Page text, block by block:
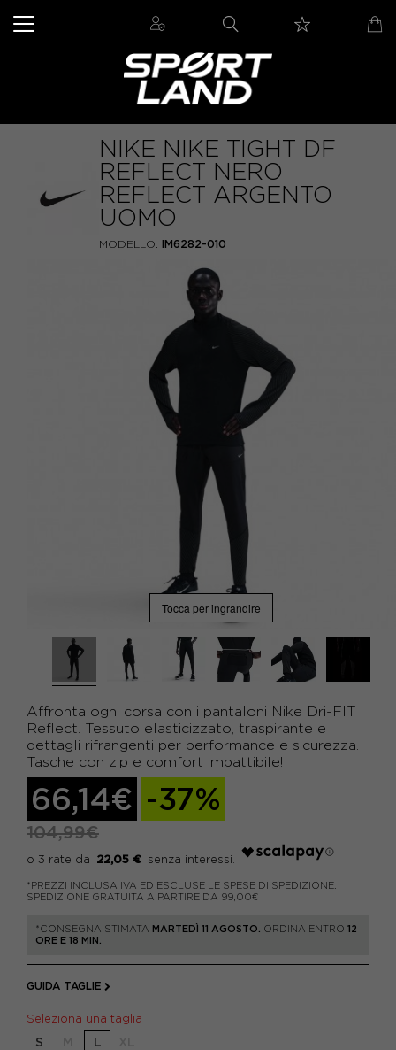
NIKE NIKE TIGHT DF
REFLECT NERO
REFLECT ARGENTO
UOMO
MODELLO: IM6282-010
Tocca per ingrandire
Affronta ogni corsa con i pantaloni Nike Dri-FIT
Reflect. Tessuto elasticizzato, traspirante e
dettagli rifrangenti per performance e sicurezza.
Tasche con zip e comfort imbattibile!
66,14€ -37%
104,99€
22,05 €
*PREZZI INCLUSA IVA ED ESCLUSE LE SPESE DI SPEDIZIONE.
SPEDIZIONE GRATUITA A PARTIRE DA 99,00€
*CONSEGNA STIMATA MARTEDÌ 11 AGOSTO. ORDINA ENTRO 12
ORE E 18 MIN.
GUIDA TAGLIE
Seleziona una taglia
S L